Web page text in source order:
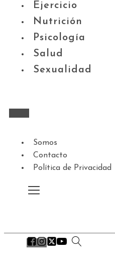
Ejercicio
Nutrición
Psicología
Salud
Sexualidad
Somos
Contacto
Política de Privacidad